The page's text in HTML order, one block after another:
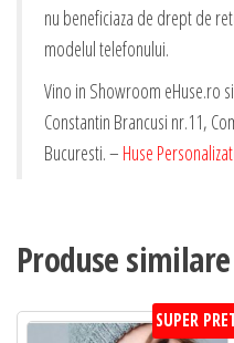
nu beneficiaza de drept de
modelul telefonului.
Vino in Showroom eHuse.ro
Constantin Brancusi nr.11,
Bucuresti. – Huse
Produse similare
SUPER